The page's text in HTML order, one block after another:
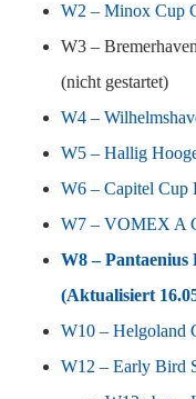
W2 – Minox Cup
W3 –
(nicht gestartet)
W4 –
W5 – Hallig
W6 – Capitel Cup
W7 – VOMEX A
W8 – Pantaenius
(Aktualisiert
W10 – Helgoland
W12 – Early Bird